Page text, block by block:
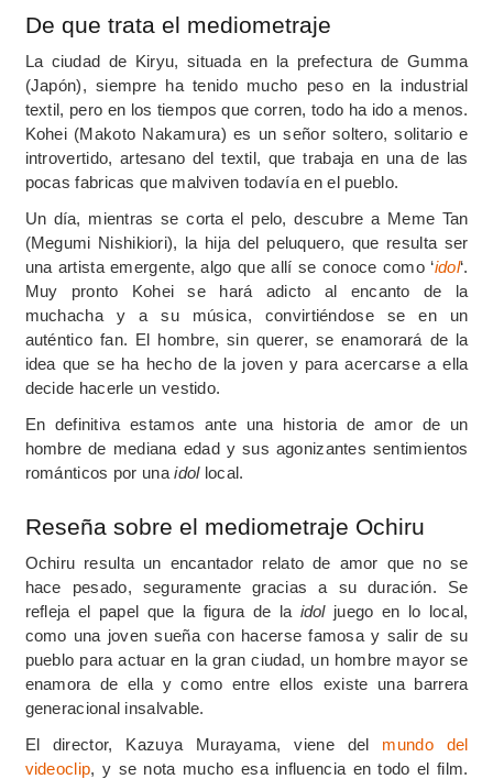
De que trata el mediometraje
La ciudad de Kiryu, situada en la prefectura de Gumma
(Japón), siempre ha tenido mucho peso en la industrial
textil, pero en los tiempos que corren, todo ha ido a menos.
Kohei (Makoto Nakamura) es un señor soltero, solitario e
introvertido, artesano del textil, que trabaja en una de las
pocas fabricas que malviven todavía en el pueblo.
Un día, mientras se corta el pelo, descubre a Meme Tan
(Megumi Nishikiori), la hija del peluquero, que resulta ser
una artista emergente, algo que allí se conoce como ‘idol‘.
Muy pronto Kohei se hará adicto al encanto de la
muchacha y a su música, convirtiéndose se en un
auténtico fan. El hombre, sin querer, se enamorará de la
idea que se ha hecho de la joven y para acercarse a ella
decide hacerle un vestido.
En definitiva estamos ante una historia de amor de un
hombre de mediana edad y sus agonizantes sentimientos
románticos por unaidollocal.
Reseña sobre el mediometraje Ochiru
Ochiru resulta un encantador relato de amor que no se
hace pesado, seguramente gracias a su duración. Se
refleja el papel que la figura de la idoljuego en lo local,
como una joven sueña con hacerse famosa y salir de su
pueblo para actuar en la gran ciudad, un hombre mayor se
enamora de ella y como entre ellos existe una barrera
generacional insalvable.
El director, Kazuya Murayama, viene del mundo del
videoclip, y se nota mucho esa influencia en todo el film.